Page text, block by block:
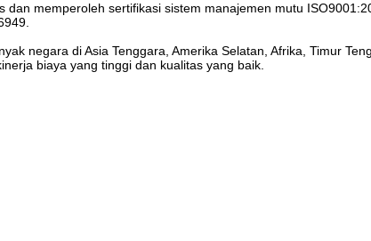
dan memperoleh sertifikasi sistem manajemen mutu
biaya yang tinggi dan kualitas yang baik.